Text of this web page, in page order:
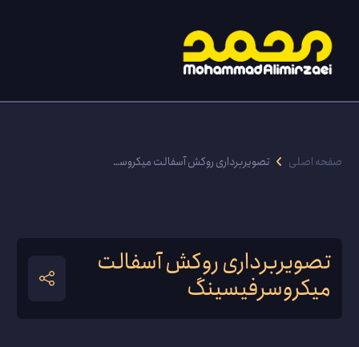
صفحه اصلی تصویربرداری روکش آسفالت میکروسرفیسینگ
تصویربرداری روکش آسفالت
میکروسرفیسینگ